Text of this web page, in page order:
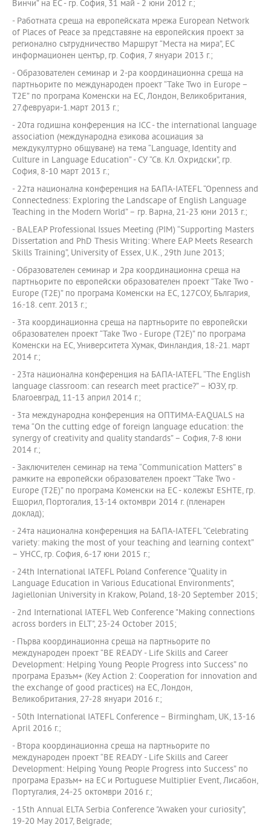
Винчи” на ЕС - гр. София, 31 май - 2 юни 2012 г.;
- Работната среща на европейската мрежа European Network
of Places of Peace за представяне на европейския проект за
регионално сътрудничество Маршрут “Места на мира”, ЕС
информационен център, гр. София, 7 януари 2013 г.;
- Образователен семинар и 2-ра координационна среща на
партньорите по международен проект “Take Two in Europe –
T2E” по програма Коменски на ЕС, Лондон, Великобритания,
27.февруари-1.март 2013 г.;
- 20та годишна конференция на ICC - the international language
association (международна езикова асоциация за
междукултурно общуване) на тема “Language, Identity and
Culture in Language Education” - СУ “Св. Кл. Охридски”, гр.
София, 8-10 март 2013 г.;
- 22та национална конференция на БАПА-IATEFL “Openness and
Connectedness: Exploring the Landscape of English Language
Teaching in the Modern World” – гр. Варна, 21-23 юни 2013 г.;
- BALEAP Professional Issues Meeting (PIM) “Supporting Masters
Dissertation and PhD Thesis Writing: Where EAP Meets Research
Skills Training”, University of Essex, U.K., 29th June 2013;
- Образователен семинар и 2ра координационна среща на
партньорите по европейски образователен проект “Take Two -
Europe (T2E)” по програма Коменски на ЕС, 127СОУ, България,
16.-18. септ. 2013 г.;
- 3та координационна среща на партньорите по европейски
образователен проект “Take Two - Europe (T2E)” по програма
Коменски на ЕС, Университета Хумак, Финландия, 18.-21. март
2014 г.;
- 23та национална конференция на БАПА-IATEFL “The English
language classroom: can research meet practice?” – ЮЗУ, гр.
Благоевград, 11-13 април 2014 г.;
- 3та международна конференция на ОПТИМА-EAQUALS на
тема “On the cutting edge of foreign language education: the
synergy of creativity and quality standards” – София, 7-8 юни
2014 г.;
- Заключителен семинар на тема “Communication Matters” в
рамките на европейски образователен проект “Take Two -
Europe (T2E)” по програма Коменски на ЕС - колежът ESHTE, гр.
Ещорил, Портогалия, 13-14 октомври 2014 г. (пленарен
доклад);
- 24та национална конференция на БАПА-IATEFL “Celebrating
variety: making the most of your teaching and learning context”
– УНСС, гр. София, 6-17 юни 2015 г.;
- 24th International IATEFL Poland Conference “Quality in
Language Education in Various Educational Environments”,
Jagiellonian University in Krakow, Poland, 18-20 September 2015;
- 2nd International IATEFL Web Conference "Making connections
across borders in ELT", 23-24 October 2015;
- Първа координационна среща на партньорите по
международен проект “BE READY - Life Skills and Career
Development: Helping Young People Progress into Success” по
програма Еразъм+ (Key Action 2: Cooperation for innovation and
the exchange of good practices) на ЕС, Лондон,
Великобритания, 27-28 януари 2016 г.;
- 50th International IATEFL Conference – Birmingham, UK, 13-16
April 2016 г.;
- Втора координационна среща на партньорите по
международен проект “BE READY - Life Skills and Career
Development: Helping Young People Progress into Success” по
програма Еразъм+ на ЕС и Portuguese Multiplier Event, Лисабон,
Португалия, 24-25 октомври 2016 г.;
- 15th Annual ELTA Serbia Conference "Awaken your curiosity",
19-20 May 2017, Belgrade;